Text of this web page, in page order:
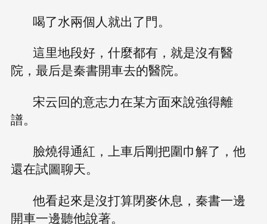
喝了水兩個人就出了門。
這里地段好，什麼都有，就是沒有醫
院，最后是秦書開車去的醫院。
宋云回的意志力在某方面來說強得離
譜。
臉燒得通紅，上車后剛把圍巾解了，他
還在試圖聊天。
他看起來是沒打算閉麥休息，秦書一邊
開車一邊聽他說著。